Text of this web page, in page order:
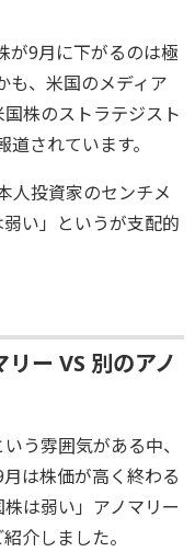
が9月に下がるのは極
も、米国のメディア
株のストラテジスト
されています。
人投資家のセンチメ
い」というが支配的
リー VS 別のアノ
う雰囲気がある中、
は株価が高く終わる
は弱い」アノマリー
介しました。